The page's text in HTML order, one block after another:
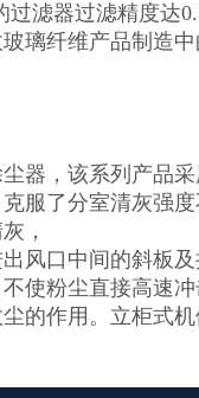
滤器过滤精度达
璃纤维产品制造
器，该系列产品
服了分室清灰强
，
风口中间的斜板
使粉尘直接高速
的作用。立柜式